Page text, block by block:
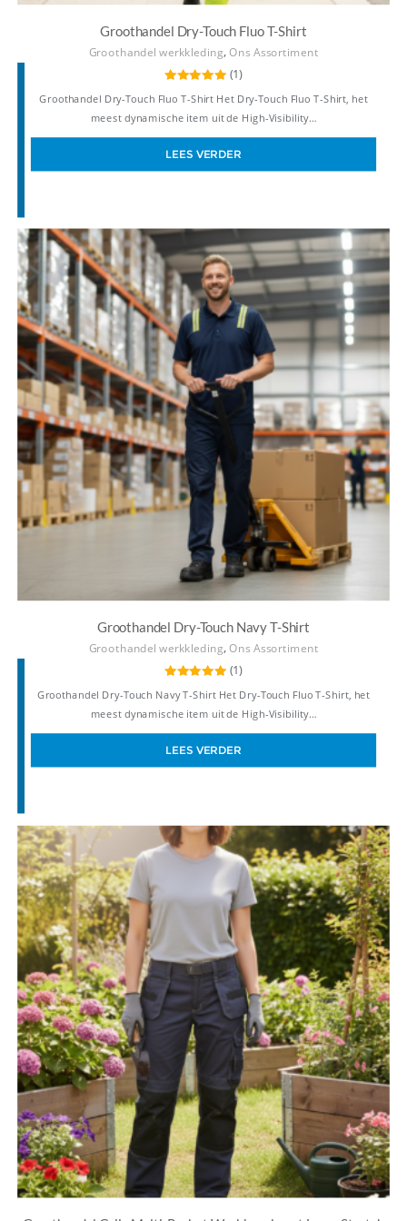
Groothandel Dry-Touch Fluo T-Shirt
Groothandel werkkleding,Ons Assortiment
5.00
uit 5
(1)
Groothandel Dry-Touch Fluo T-Shirt Het Dry-Touch Fluo T-Shirt, het
meest dynamische item uit de High-Visibility…
LEES VERDER
Groothandel Dry-Touch Navy T-Shirt
Groothandel werkkleding,Ons Assortiment
5.00
uit 5
(1)
Groothandel Dry-Touch Navy T-Shirt Het Dry-Touch Fluo T-Shirt, het
meest dynamische item uit de High-Visibility…
LEES VERDER